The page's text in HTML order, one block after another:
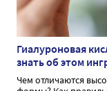
Гиалуроновая
знать об этом
Чем отличаются